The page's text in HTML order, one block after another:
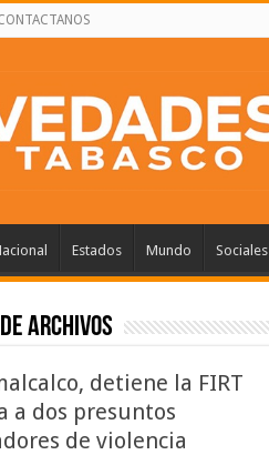
Estados Mundo Sociales
Archivos
detiene la FIRT
a dos presuntos
de violencia